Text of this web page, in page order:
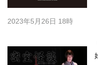
2023年5月26日 18時